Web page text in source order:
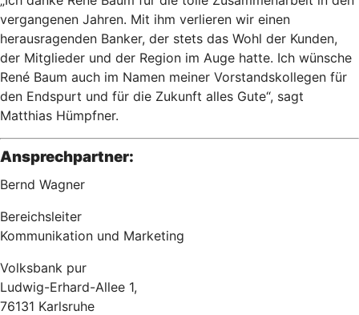
vergangenen Jahren. Mit ihm verlieren wir einen
herausragenden Banker, der stets das Wohl der Kunden,
der Mitglieder und der Region im Auge hatte. Ich wünsche
René Baum auch im Namen meiner Vorstandskollegen für
den Endspurt und für die Zukunft alles Gute“, sagt
Matthias Hümpfner.
Ansprechpartner:
Bernd Wagner
Bereichsleiter
Kommunikation und Marketing
Volksbank pur
Ludwig-Erhard-Allee 1,
76131 Karlsruhe